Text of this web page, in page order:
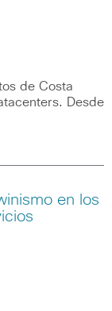
de Costa
Desde
en los